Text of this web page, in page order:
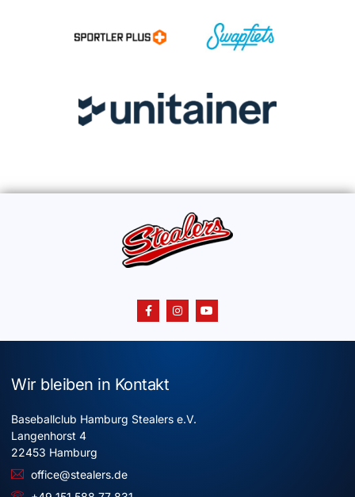
Wir bleiben in Kontakt
Baseballclub Hamburg Stealers e.V.
Langenhorst 4
22453 Hamburg
office@stealers.de